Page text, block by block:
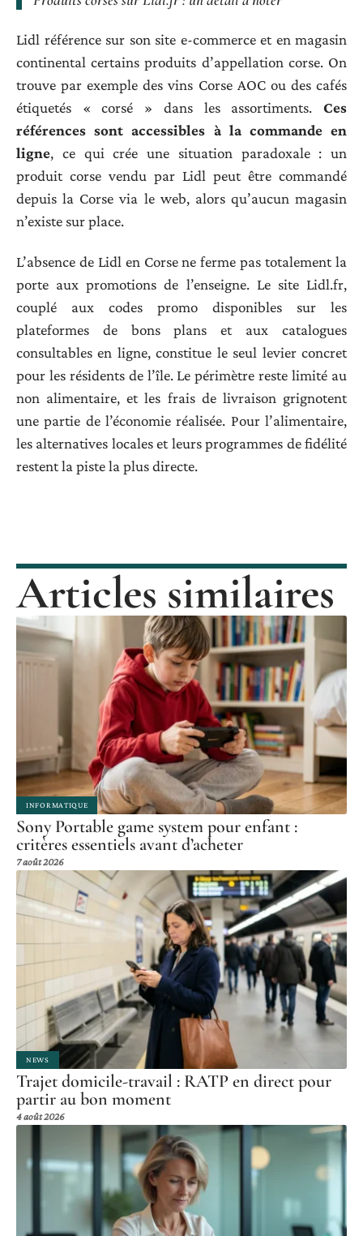
Lidl référence sur son site e-commerce et en magasin
continental certains produits d’appellation corse. On
trouve par exemple des vins Corse AOC ou des cafés
étiquetés « corsé » dans les assortiments. Ces
références sont accessibles à la commande en
ligne, ce qui crée une situation paradoxale : un
produit corse vendu par Lidl peut être commandé
depuis la Corse via le web, alors qu’aucun magasin
n’existe sur place.
L’absence de Lidl en Corse ne ferme pas totalement la
porte aux promotions de l’enseigne. Le site Lidl.fr,
couplé aux codes promo disponibles sur les
plateformes de bons plans et aux catalogues
consultables en ligne, constitue le seul levier concret
pour les résidents de l’île. Le périmètre reste limité au
non alimentaire, et les frais de livraison grignotent
une partie de l’économie réalisée. Pour l’alimentaire,
les alternatives locales et leurs programmes de fidélité
restent la piste la plus directe.
Articles similaires
INFORMATIQUE
Sony Portable game system pour enfant :
critères essentiels avant d’acheter
7 août 2026
NEWS
Trajet domicile-travail : RATP en direct pour
partir au bon moment
4 août 2026